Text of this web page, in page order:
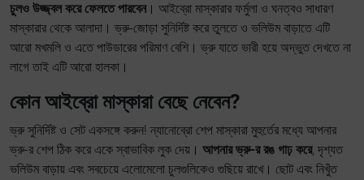
চুলও উজ্জ্বল করে ফেলতে পারবেন। আইব্রো মাস্কারার ফর্মুলা ও ঘনত্বও সাধারণ
মাস্কারার থেকে আলাদা। ভ্রু-জোড়া সুনির্দিষ্ট করে তুলতে ও ভলিউম বাড়াতে এটি
আরো মখমলি ও এতে পাউডারের পরিমাণ বেশি। ভ্রু যাতে ভারী হয়ে অদ্ভুত দেখতে না
লাগে তাই এটি আরো হালকা।
কোন আইব্রো মাস্কারা বেছে নেবেন?
ভ্রু সুনির্দিষ্ট ও সেট একসঙ্গে করুন! ন্যানোব্রো শেপ মাস্কারা মুহুর্তের মধ্যে আপনার
ভ্রু-র শেপ ঠিক করে একে স্বাভাবিক লুক দেয়। আপনার ভ্রু-র রঙ গাঢ় করে, দৃশ্যত
ভলিউম বাড়ায় এবং সবচেয়ে এলোমেলো চুলগুলিকেও গুছিয়ে রাখে। ছোট এবং নিখুঁত